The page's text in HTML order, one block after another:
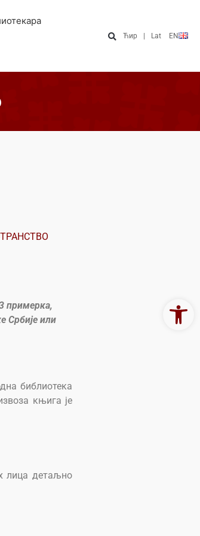
Ћир Lat EN
примерка,
Србије или
библиотека
књига је
лица детаљно